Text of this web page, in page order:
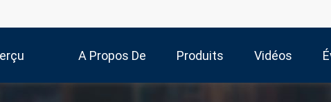
A Propos De Produits Vidéos